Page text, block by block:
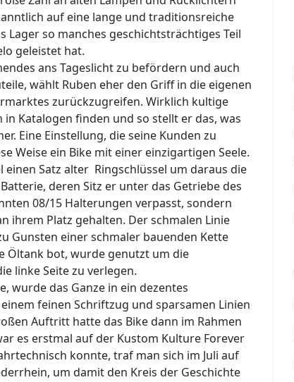
auf eine lange und traditionsreiche
so manches geschichtsträchtiges Teil
geleistet hat.
ans Tageslicht zu befördern und auch
wählt Ruben eher den Griff in die eigenen
zurückzugreifen. Wirklich kultige
Katalogen finden und so stellt er das, was
Eine Einstellung, die seine Kunden zu
Weise ein Bike mit einer einzigartigen Seele.
einen Satz alter Ringschlüssel um daraus die
deren Sitz er unter das Getriebe des
08/15 Halterungen verpasst, sondern
ihrem Platz gehalten. Der schmalen Linie
Gunsten einer schmaler bauenden Kette
Öltank bot, wurde genutzt um die
linke Seite zu verlegen.
wurde das Ganze in ein dezentes
feinen Schriftzug und sparsamen Linien
Auftritt hatte das Bike dann im Rahmen
es erstmal auf der Kustom Kulture Forever
konnte, traf man sich im Juli auf
um damit den Kreis der Geschichte